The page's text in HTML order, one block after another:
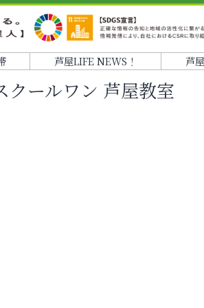
芦屋LIFE NEWS！ 芦
クールワン 芦屋教室